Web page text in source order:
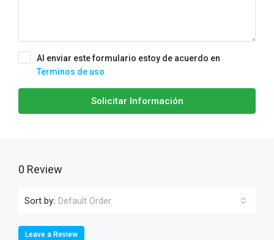
Al enviar este formulario estoy de acuerdo en
Terminos de uso
Solicitar Información
0 Review
Sort by: Default Order
Leave a Review